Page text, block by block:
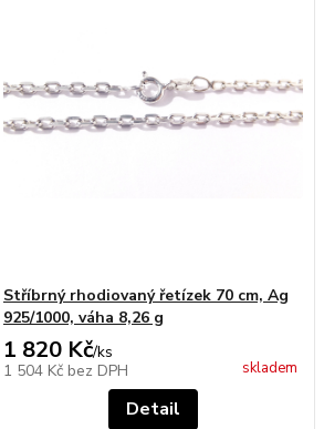
Stříbrný rhodiovaný řetízek 70 cm, Ag
925/1000, váha 8,26 g
1 820 Kč/ks
1 504 Kč bez DPH skladem
Detail